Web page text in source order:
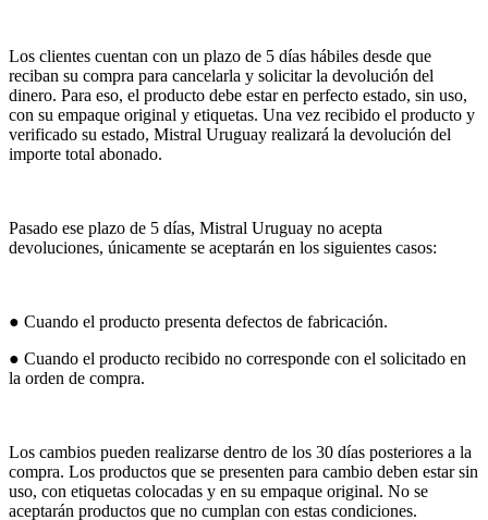
Los clientes cuentan con un plazo de 5 días hábiles desde que
reciban su compra para cancelarla y solicitar la devolución del
dinero. Para eso, el producto debe estar en perfecto estado, sin uso,
con su empaque original y etiquetas. Una vez recibido el producto y
verificado su estado, Mistral Uruguay realizará la devolución del
importe total abonado.
Pasado ese plazo de 5 días, Mistral Uruguay no acepta
devoluciones, únicamente se aceptarán en los siguientes casos:
● Cuando el producto presenta defectos de fabricación.
● Cuando el producto recibido no corresponde con el solicitado en
la orden de compra.
Los cambios pueden realizarse dentro de los 30 días posteriores a la
compra. Los productos que se presenten para cambio deben estar sin
uso, con etiquetas colocadas y en su empaque original. No se
aceptarán productos que no cumplan con estas condiciones.